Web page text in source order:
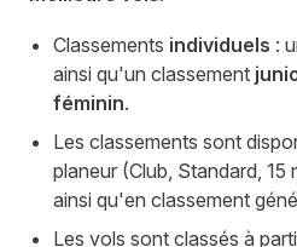
Classements individuels :
ainsi qu'un classement
féminin.
Les classements sont
planeur (Club, Standard, 15
ainsi qu'en classement
Les vols sont classés à